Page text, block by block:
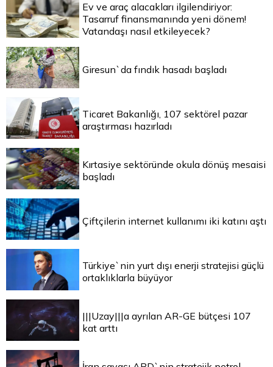
Ev ve araç alacakları ilgilendiriyor:
Tasarruf finansmanında yeni dönem!
Vatandaşı nasıl etkileyecek?
Giresun`da fındık hasadı başladı
Ticaret Bakanlığı, 107 sektörel pazar
araştırması hazırladı
Kırtasiye sektöründe okula dönüş mesaisi
başladı
Çiftçilerin internet kullanımı iki katını aştı
Türkiye`nin yurt dışı enerji stratejisi güçlü
ortaklıklarla büyüyor
|||Uzay|||a ayrılan AR-GE bütçesi 107
kat arttı